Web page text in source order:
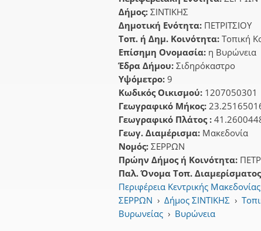
Δήμος: ΣΙΝΤΙΚΗΣ
Δημοτική Ενότητα: ΠΕΤΡΙΤΣΙΟΥ
Τοπ. ή Δημ. Κοινότητα: Τοπική
Επίσημη Ονομασία: η Βυρώνεια
Έδρα Δήμου: Σιδηρόκαστρο
Υψόμετρο: 9
Κωδικός Οικισμού: 1207050301
Γεωγραφικό Μήκος:
Γεωγραφικό Πλάτος :
Γεωγ. Διαμέρισμα: Μακεδονία
Νομός: ΣΕΡΡΩΝ
Πρώην Δήμος ή Κοινότητα:
Παλ. Όνομα Τοπ.
Περιφέρεια Κεντρικής Μακεδονίας
ΣΕΡΡΩΝ › Δήμος ΣΙΝΤΙΚΗΣ ›
Βυρωνείας › Βυρώνεια